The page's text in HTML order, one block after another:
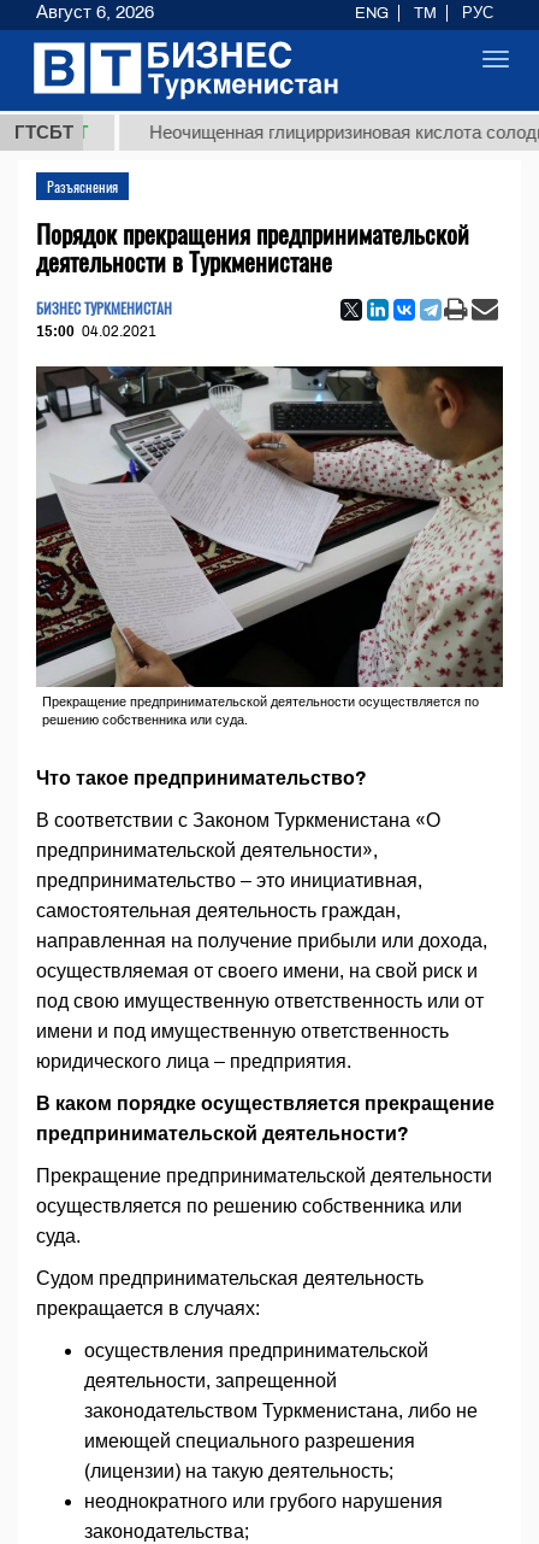
ГТСБТ Неочищенная глицирризиновая кислота солодкового
Разъяснения
Порядок прекращения предпринимательской
деятельности в Туркменистане
БИЗНЕС ТУРКМЕНИСТАН
15:00 04.02.2021
Прекращение предпринимательской деятельности осуществляется по
решению собственника или суда.
Что такое предпринимательство?
В соответствии с Законом Туркменистана «О
предпринимательской деятельности»,
предпринимательство – это инициативная,
самостоятельная деятельность граждан,
направленная на получение прибыли или дохода,
осуществляемая от своего имени, на свой риск и
под свою имущественную ответственность или от
имени и под имущественную ответственность
юридического лица – предприятия.
В каком порядке осуществляется прекращение
предпринимательской деятельности?
Прекращение предпринимательской деятельности
осуществляется по решению собственника или
суда.
Судом предпринимательская деятельность
прекращается в случаях:
осуществления предпринимательской
деятельности, запрещенной
законодательством Туркменистана, либо не
имеющей специального разрешения
(лицензии) на такую деятельность;
неоднократного или грубого нарушения
законодательства;
Август 6, 2026 ENG TM РУС